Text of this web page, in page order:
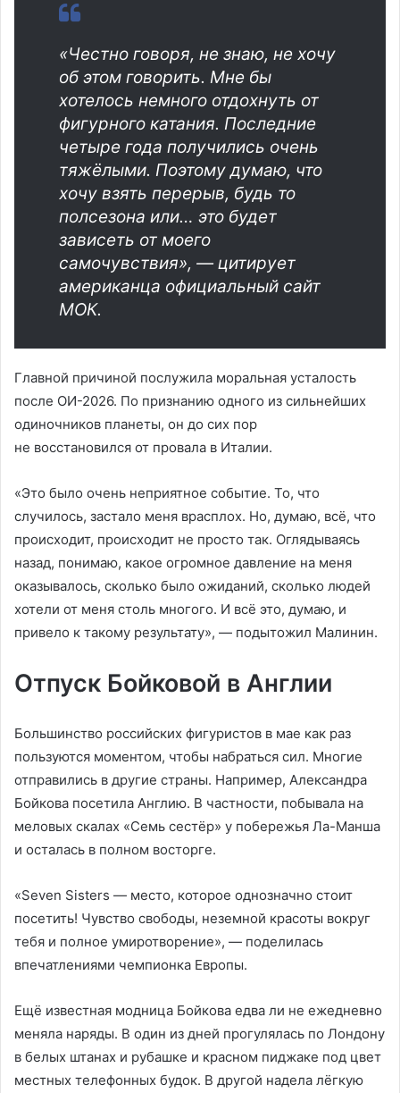
«Честно говоря, не знаю, не хочу
об этом говорить. Мне бы
хотелось немного отдохнуть от
фигурного катания. Последние
четыре года получились очень
тяжёлыми. Поэтому думаю, что
хочу взять перерыв, будь то
полсезона или… это будет
зависеть от моего
самочувствия», — цитирует
американца официальный сайт
МОК.
Главной причиной послужила моральная усталость
после ОИ-2026. По признанию одного из сильнейших
одиночников планеты, он до сих пор
не восстановился от провала в Италии.
«Это было очень неприятное событие. То, что
случилось, застало меня врасплох. Но, думаю, всё, что
происходит, происходит не просто так. Оглядываясь
назад, понимаю, какое огромное давление на меня
оказывалось, сколько было ожиданий, сколько людей
хотели от меня столь многого. И всё это, думаю, и
привело к такому результату», — подытожил Малинин.
Отпуск Бойковой в Англии
Большинство российских фигуристов в мае как раз
пользуются моментом, чтобы набраться сил. Многие
отправились в другие страны. Например, Александра
Бойкова посетила Англию. В частности, побывала на
меловых скалах «Семь сестёр» у побережья Ла-Манша
и осталась в полном восторге.
«Seven Sisters — место, которое однозначно стоит
посетить! Чувство свободы, неземной красоты вокруг
тебя и полное умиротворение», — поделилась
впечатлениями чемпионка Европы.
Ещё известная модница Бойкова едва ли не ежедневно
меняла наряды. В один из дней прогулялась по Лондону
в белых штанах и рубашке и красном пиджаке под цвет
местных телефонных будок. В другой надела лёгкую